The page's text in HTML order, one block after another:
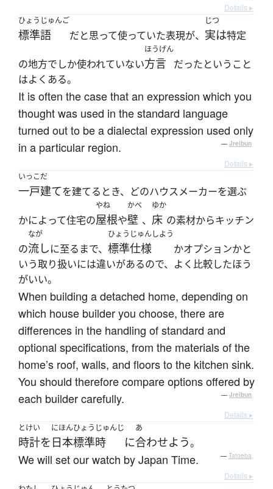
Details ▸
ひょうじゅんご
標準語 だと思って使っていた表現が、
じつ
実は特定
の地方でしか使われていない
ほうげん
方言 だったということ
はよくある。
It is often the case that an expression which you
thought was used in the standard language
turned out to be a dialectal expression used only
in a particular region.
— Jreibun
Details ▸
いっこだ
一戸建てを建てるとき、どのハウスメーカーを選ぶ
かによって住宅の
やね
屋根や
かべ
壁 、
ゆか
床 の素材からキッチン
の
なが
流しに至るまで、
ひょうじゅんしよう
標準仕様
かオプションかと
いう取り扱いには違いがあるので、よく比較したほう
がいい。
When building a detached home, depending on
which house builder you choose, there are
differences in the handling of standard and
optional specifications, from the materials of the
home’s roof, walls, and floors to the kitchen sink.
You should therefore compare options offered by
each builder carefully.
— Jreibun
Details ▸
とけい
時計を
にほんひょうじゅんじ
日本標準時 に
あ
合わせよう。
We will set our watch by Japan Time. — Tatoeba
Details ▸